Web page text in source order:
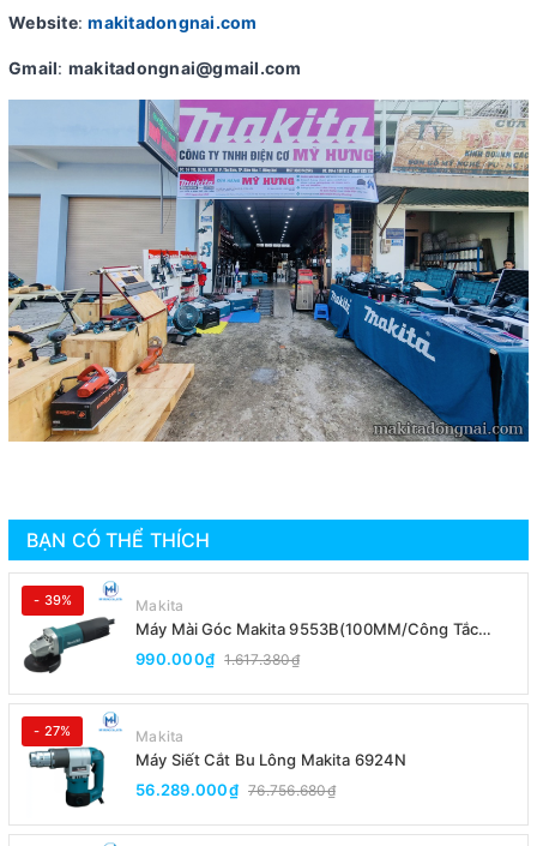
Website:makitadongnai.com
Gmail: makitadongnai@gmail.com
BẠN CÓ THỂ THÍCH
- 39% Makita
Máy Mài Góc Makita 9553B(100MM/Công Tắc
Đuôi)
990.000₫ 1.617.380₫
- 27% Makita
Máy Siết Cắt Bu Lông Makita 6924N
56.289.000₫ 76.756.680₫